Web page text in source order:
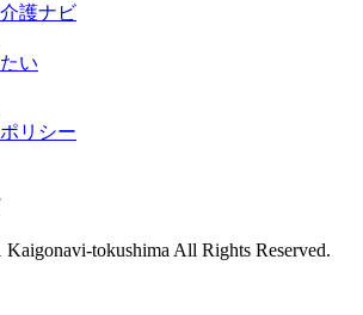
護ナビ
い
リシー
Kaigonavi-tokushima All Rights Reserved.